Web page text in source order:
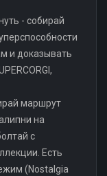
- собирай
и доказывать
маршрут
на
с
Есть
(Nostalgia